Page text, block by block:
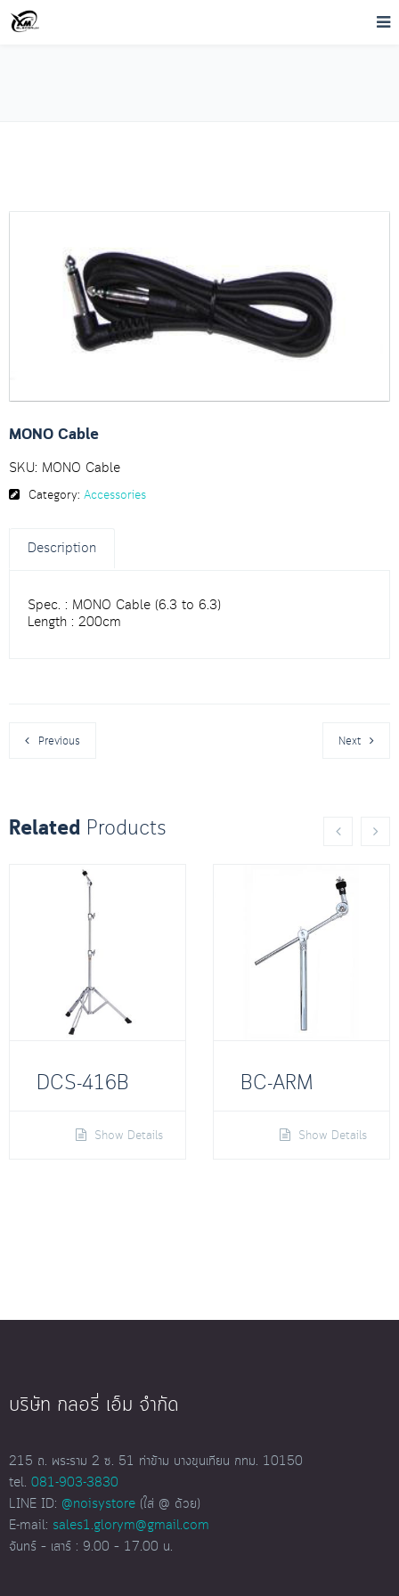
MONO Cable
SKU: MONO Cable
Category: Accessories
Description
Spec. : MONO Cable (6.3 to 6.3)
Length : 200cm
Previous Next
Related Products
DCS-416B
Show Details
BC-ARM
Show Details
บริษัท กลอรี่ เอ็ม จำกัด
215 ถ. พระราม 2 ซ. 51 ท่าข้าม บางขุนเทียน กทม. 10150
tel. 081-903-3830
LINE ID: @noisystore (ใส่ @ ด้วย)
E-mail: sales1.glorym@gmail.com
จันทร์ – เสาร์ : 9.00 – 17.00 น.